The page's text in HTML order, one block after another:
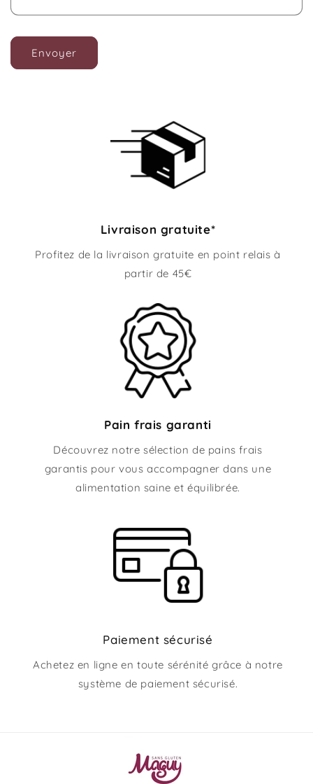
Envoyer
Livraison gratuite*
Profitez de la livraison gratuite en point relais à
partir de 45€
Pain frais garanti
Découvrez notre sélection de pains frais
garantis pour vous accompagner dans une
alimentation saine et équilibrée.
Paiement sécurisé
Achetez en ligne en toute sérénité grâce à notre
système de paiement sécurisé.